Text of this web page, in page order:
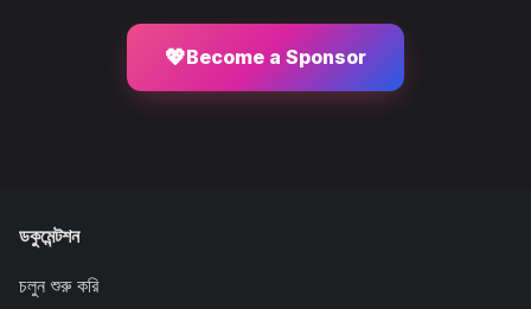
💖Become a Sponsor
ডকুমেন্টশন
চলুন শুরু করি